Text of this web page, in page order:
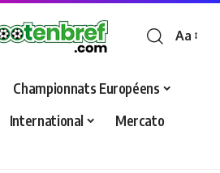
Font
Aa
Championnats Européens
International
Mercato